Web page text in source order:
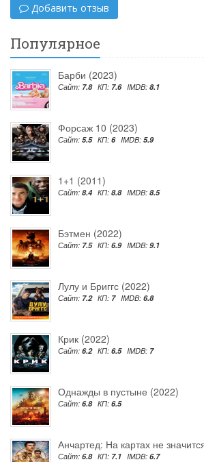
Добавить отзыв
Популярное
Барби (2023)
Сайт: 7.8 КП: 7.6 IMDB: 8.1
Форсаж 10 (2023)
Сайт: 5.5 КП: 6 IMDB: 5.9
1+1 (2011)
Сайт: 8.4 КП: 8.8 IMDB: 8.5
Бэтмен (2022)
Сайт: 7.5 КП: 6.9 IMDB: 9.1
Лулу и Бриггс (2022)
Сайт: 7.2 КП: 7 IMDB: 6.8
Крик (2022)
Сайт: 6.2 КП: 6.5 IMDB: 7
Однажды в пустыне (2022)
Сайт: 6.8 КП: 6.5
Анчартед: На картах не
Сайт: 6.8 КП: 7.1 IMDB: 6.7